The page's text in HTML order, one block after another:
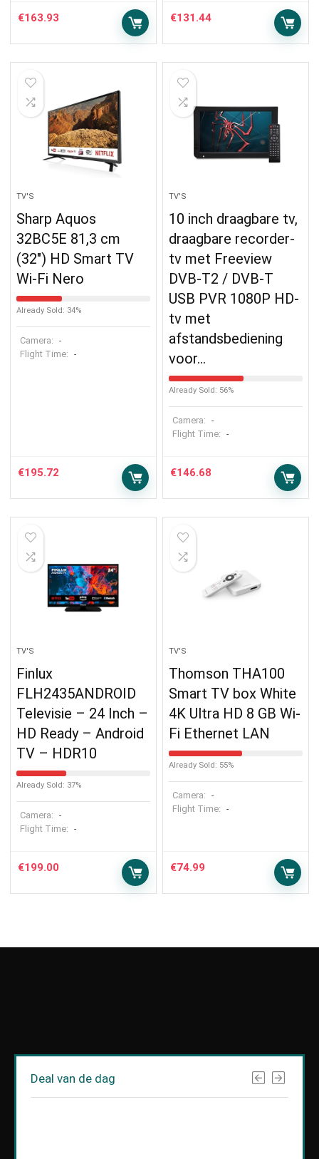
€163.93 €131.44
TV'S
Sharp Aquos
32BC5E 81,3 cm
(32″) HD Smart TV
Wi-Fi Nero
Already Sold: 34%
Camera: -
Flight Time: -
€195.72
TV'S
10 inch draagbare tv,
draagbare recorder-
tv met Freeview
DVB-T2 / DVB-T
USB PVR 1080P HD-
tv met
afstandsbediening
voor…
Already Sold: 56%
Camera: -
Flight Time: -
€146.68
TV'S
Finlux
FLH2435ANDROID
Televisie – 24 Inch –
HD Ready – Android
TV – HDR10
Already Sold: 37%
Camera: -
Flight Time: -
€199.00
TV'S
Thomson THA100
Smart TV box White
4K Ultra HD 8 GB Wi-
Fi Ethernet LAN
Already Sold: 55%
Camera: -
Flight Time: -
€74.99
Deal van de dag